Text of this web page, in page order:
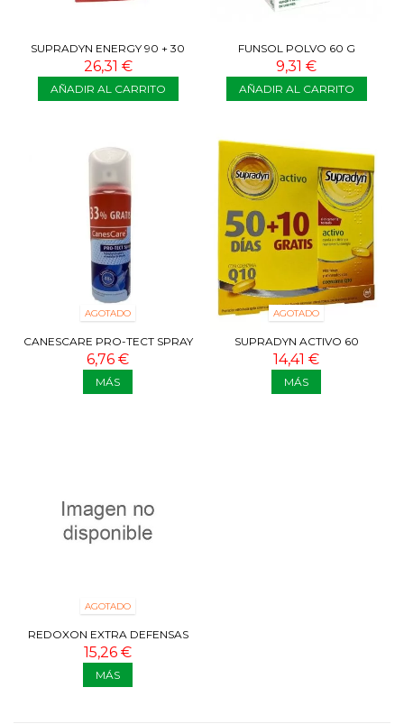
SUPRADYN ENERGY 90 + 30
COMP
26,31 €
AÑADIR AL CARRITO
FUNSOL POLVO 60 G
9,31 €
AÑADIR AL CARRITO
AGOTADO
CANESCARE PRO-TECT SPRAY
150 ML + 50ML
6,76 €
MÁS
AGOTADO
SUPRADYN ACTIVO 60
COMPRIMIDOS 50 + 10 GRATIS
14,41 €
MÁS
AGOTADO
REDOXON EXTRA DEFENSAS
30 COMPRIMIDOS
15,26 €
MÁS